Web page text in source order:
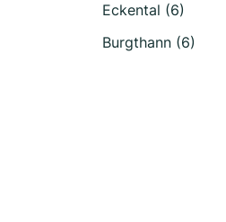
Eckental (6)
Burgthann (6)